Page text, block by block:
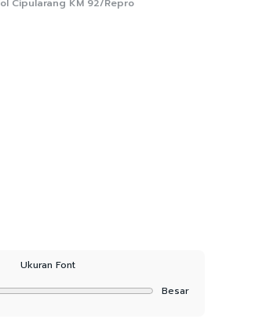
Cipularang KM 92/Repro
Ukuran Font
Besar